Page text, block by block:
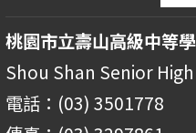
桃園市立壽山高級中等
Shou Shan Senior
電話：(03) 3501778